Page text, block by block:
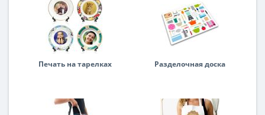
Печать на тарелках Разделочная доска